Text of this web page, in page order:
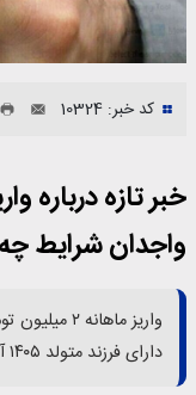
کد خبر: 10324
واجدان شرایط
واریز
دارای فرزند متولد ۱۴۰۵ آغاز شد.